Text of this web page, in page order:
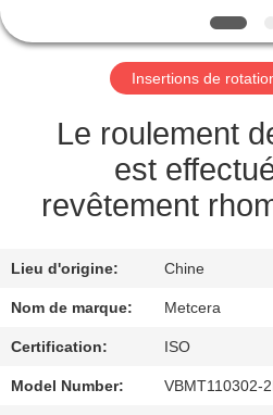
VISITE
L'USINE
CATALOGUE
CONTACTER
NOUVELLES
Insertions de
Le roulement
est
revêtement
Lieu d'origine: Chine
Nom de marque: Metcera
Certification: ISO
Model Number: VBMT110302-